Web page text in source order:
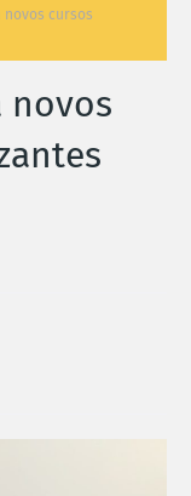
novos cursos
novos